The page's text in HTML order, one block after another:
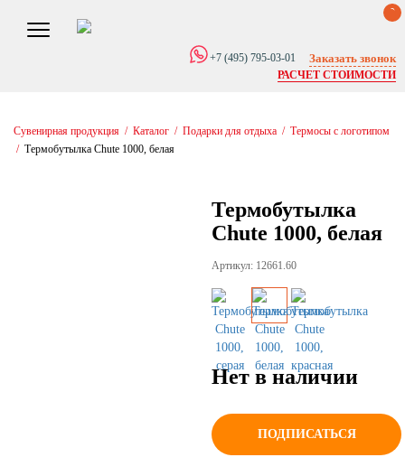
0
+7 (495) 795-03-01 Заказать звонок
РАСЧЕТ СТОИМОСТИ
Сувенирная продукция / Каталог / Подарки для отдыха / Термосы с логотипом
/ Термобутылка Chute 1000, белая
Термобутылка
Chute 1000, белая
Артикул: 12661.60
Нет в наличии
ПОДПИСАТЬСЯ